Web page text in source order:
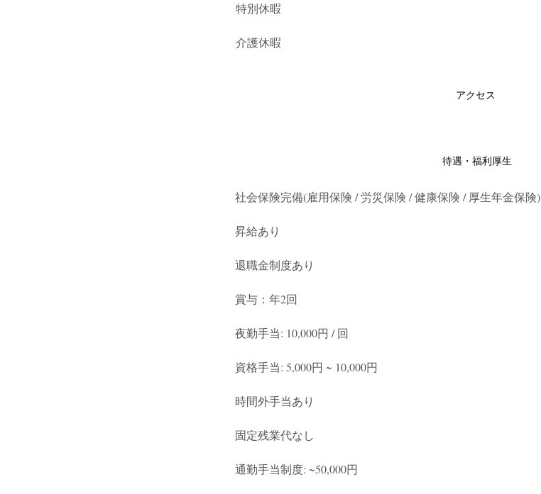
特別休暇
介護休暇
アクセス
待遇・福利厚生
社会保険完備(雇用保険 / 労災保険 / 健康保険 / 厚生年金保険)
昇給あり
退職金制度あり
賞与：年2回
夜勤手当: 10,000円 / 回
資格手当: 5,000円 ~ 10,000円
時間外手当あり
固定残業代なし
通勤手当制度: ~50,000円